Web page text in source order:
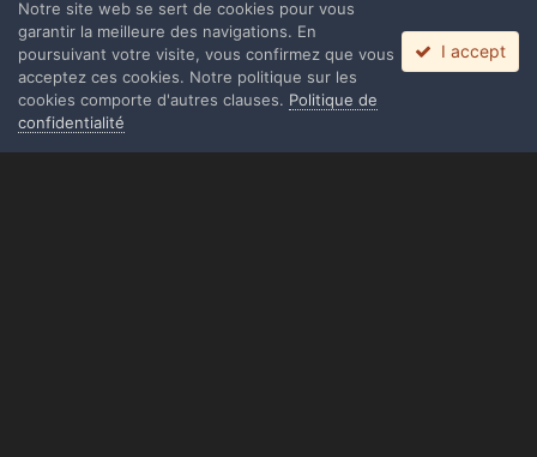
Connectez-vous maintenant
Notre site web se sert de cookies pour vous
garantir la meilleure des navigations. En
poursuivant votre visite, vous confirmez que vous
acceptez ces cookies. Notre politique sur les
cookies comporte d'autres clauses. Politique de
confidentialité
I accept